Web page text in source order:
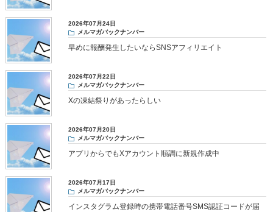
2026年07月24日
メルマガバックナンバー
早めに報酬発生したいならSNSアフィリエイト
2026年07月22日
メルマガバックナンバー
Xの凍結祭りがあったらしい
2026年07月20日
メルマガバックナンバー
アプリからでもXアカウント順調に新規作成中
2026年07月17日
メルマガバックナンバー
インスタグラム登録時の携帯電話番号SMS認証コードが届